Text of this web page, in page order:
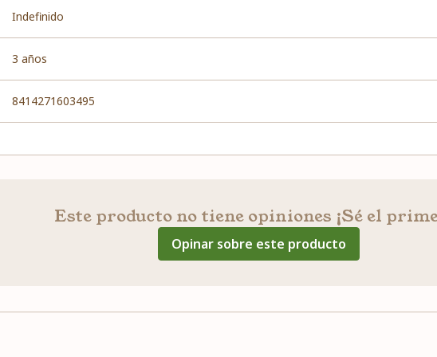
Indefinido
3 años
8414271603495
Este producto no tiene opiniones ¡Sé el
Opinar sobre este producto